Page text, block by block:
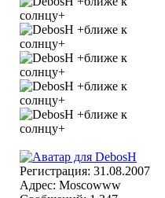
Регистрация: 31.08.2007
Адрес: Moscowww